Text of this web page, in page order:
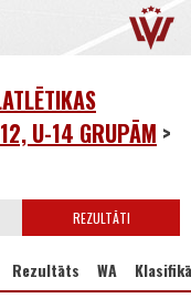
U-14 GRUPĀM >
REZULTĀTI
Rezultāts WA